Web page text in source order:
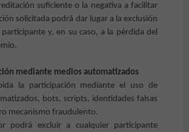
suficiente o la negativa a facilitar
solicitada podrá dar lugar a la exclusión
y, en su caso, a la pérdida del
mediante medios automatizados
la participación mediante el uso de
bots, scripts, identidades falsas
mecanismo fraudulento.
podrá excluir a cualquier participante